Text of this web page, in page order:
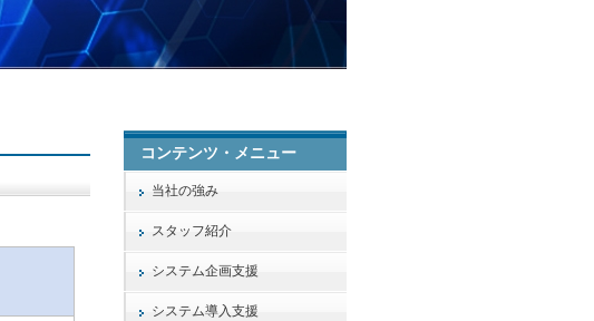
コンテンツ・メニュー
当社の強み
スタッフ紹介
システム企画支援
システム導入支援